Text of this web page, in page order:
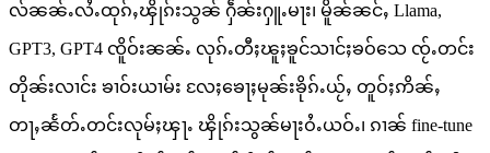
လ်ၼၼ်ႉလႆႉထုၵ်ႇၾိုၵ်းသွၼ် ႁဵၼ်းႁူႉမႃး၊ မိူၼ်ၼင်ႇ Llama,
GPT3, GPT4 ၸိူဝ်းၼၼ်ႉ လုၵ်ႉတီႈၽူႈၶူင်သၢင်ႈၶဝ်သေ ၸႂ်ႉတင်း
တိုၼ်းလၢင်း ၶၢဝ်းယၢမ်း လႄႈၶေႃႈမုၼ်းၶိုၵ်ႉယႂ်ႇ တူဝ်ႈဢိၼ်ႇ
တႃႇၼႅတ်ႉတင်းလုမ်ႈၾႃႉ ၾိုၵ်းသွၼ်မႃးဝႆႉယဝ်ႉ၊ ၵၢၼ် fine-tune